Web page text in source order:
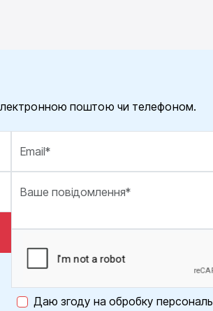
поштою чи телефоном.
Даю згоду на обробку